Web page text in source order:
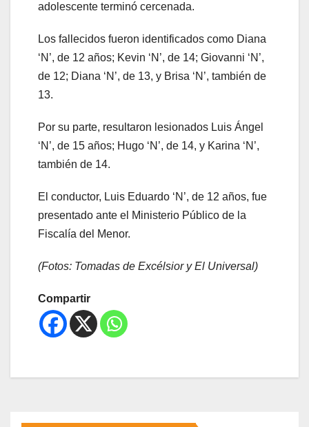
adolescente terminó cercenada.
Los fallecidos fueron identificados como Diana
‘N’, de 12 años; Kevin ‘N’, de 14; Giovanni ‘N’,
de 12; Diana ‘N’, de 13, y Brisa ‘N’, también de
13.
Por su parte, resultaron lesionados Luis Ángel
‘N’, de 15 años; Hugo ‘N’, de 14, y Karina ‘N’,
también de 14.
El conductor, Luis Eduardo ‘N’, de 12 años, fue
presentado ante el Ministerio Público de la
Fiscalía del Menor.
(Fotos: Tomadas de Excélsior y El Universal)
Compartir